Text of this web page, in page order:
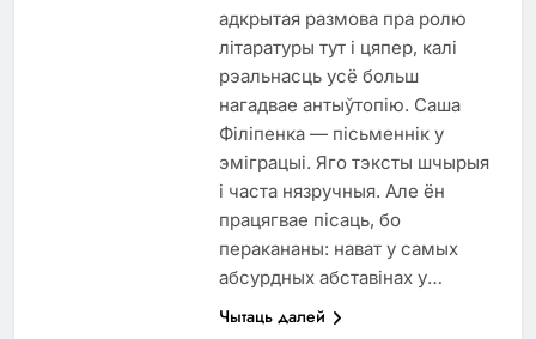
адкрытая размова пра ролю
літаратуры тут і цяпер, калі
рэальнасць усё больш
нагадвае антыўтопію. Саша
Філіпенка — пісьменнік у
эміграцыі. Яго тэксты шчырыя
і часта нязручныя. Але ён
працягвае пісаць, бо
перакананы: нават у самых
абсурдных абставінах у…
Чытаць далей